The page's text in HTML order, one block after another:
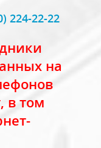
224-22-22
на
в том